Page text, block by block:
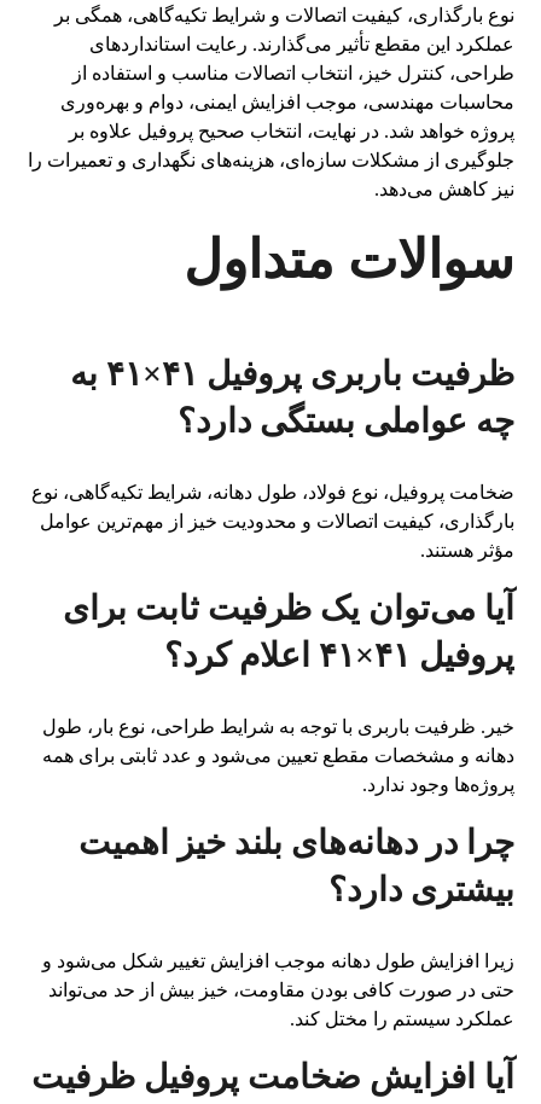
نوع بارگذاری، کیفیت اتصالات و شرایط تکیه‌گاهی، همگی بر
عملکرد این مقطع تأثیر می‌گذارند. رعایت استانداردهای
طراحی، کنترل خیز، انتخاب اتصالات مناسب و استفاده از
محاسبات مهندسی، موجب افزایش ایمنی، دوام و بهره‌وری
پروژه خواهد شد. در نهایت، انتخاب صحیح پروفیل علاوه بر
جلوگیری از مشکلات سازه‌ای، هزینه‌های نگهداری و تعمیرات را
نیز کاهش می‌دهد.
سوالات متداول
ظرفیت باربری پروفیل ۴۱×۴۱ به
چه عواملی بستگی دارد؟
ضخامت پروفیل، نوع فولاد، طول دهانه، شرایط تکیه‌گاهی، نوع
بارگذاری، کیفیت اتصالات و محدودیت خیز از مهم‌ترین عوامل
مؤثر هستند.
آیا می‌توان یک ظرفیت ثابت برای
پروفیل ۴۱×۴۱ اعلام کرد؟
خیر. ظرفیت باربری با توجه به شرایط طراحی، نوع بار، طول
دهانه و مشخصات مقطع تعیین می‌شود و عدد ثابتی برای همه
پروژه‌ها وجود ندارد.
چرا در دهانه‌های بلند خیز اهمیت
بیشتری دارد؟
زیرا افزایش طول دهانه موجب افزایش تغییر شکل می‌شود و
حتی در صورت کافی بودن مقاومت، خیز بیش از حد می‌تواند
عملکرد سیستم را مختل کند.
آیا افزایش ضخامت پروفیل ظرفیت